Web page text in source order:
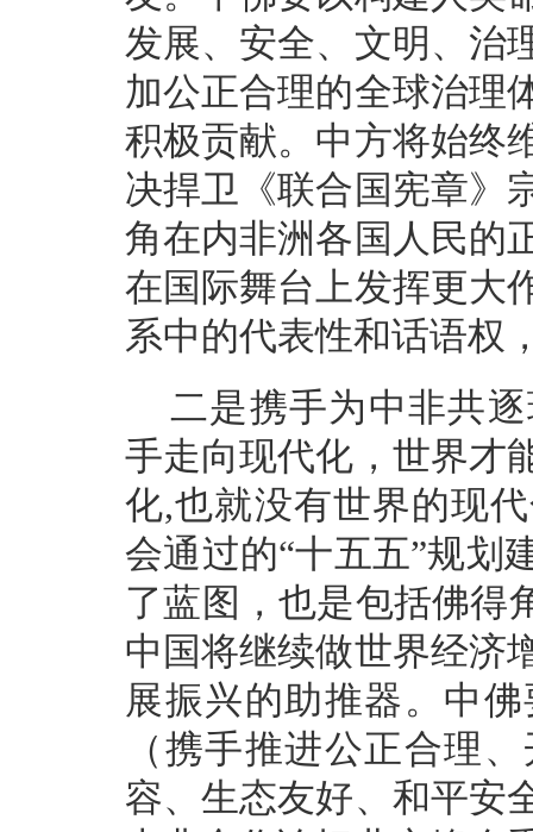
发展、安全、文明、治
加公正合理的全球治理
积极贡献。中方将始终
决捍卫《联合国宪章》
角在内非洲各国人民的
在国际舞台上发挥更大
系中的代表性和话语权
二是携手为中非共
手走向现代化，世界才
化,也就没有世界的现
会通过的“十五五”规划
了蓝图，也是包括佛得
中国将继续做世界经济
展振兴的助推器。中
（携手推进公正合理
容、生态友好、和平安